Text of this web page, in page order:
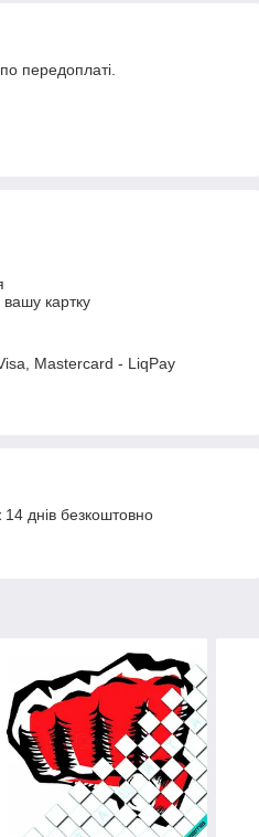
передоплаті.
картку
Mastercard - LiqPay
днів безкоштовно